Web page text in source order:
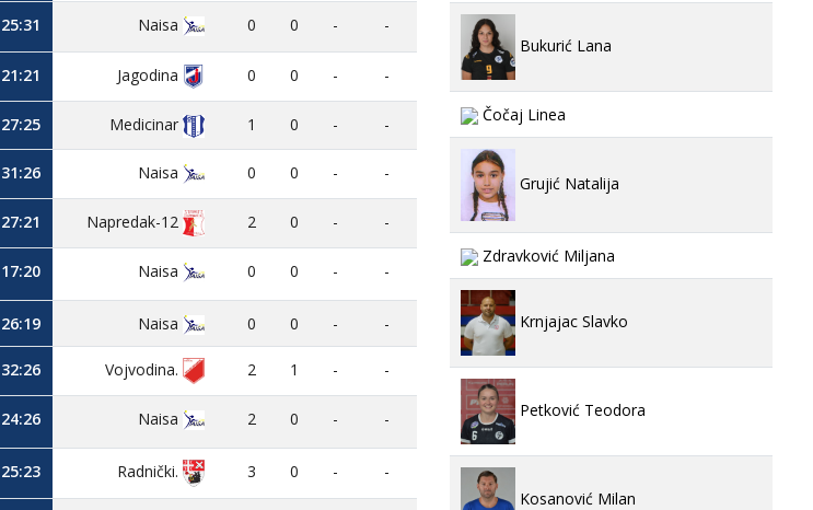
25:31 Naisa 0 0 - -
21:21 Jagodina 0 0 - -
27:25 Medicinar 1 0 - -
31:26 Naisa 0 0 - -
27:21 Napredak-12 2 0 - -
17:20 Naisa 0 0 - -
26:19 Naisa 0 0 - -
32:26 Vojvodina. 2 1 - -
24:26 Naisa 2 0 - -
25:23 Radnički. 3 0 - -
Bukurić Lana
Čočaj Linea
Grujić Natalija
Zdravković Miljana
Krnjajac Slavko
Petković Teodora
Kosanović Milan